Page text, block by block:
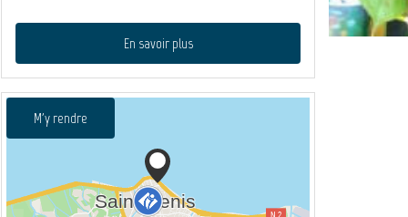
En savoir plus
M'y rendre